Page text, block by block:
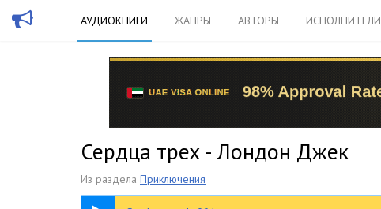
АУДИОКНИГИ ЖАНРЫ АВТОРЫ ИСПОЛНИТЕЛИ
Сердца трех - Лондон Джек
Из раздела Приключения
05:40